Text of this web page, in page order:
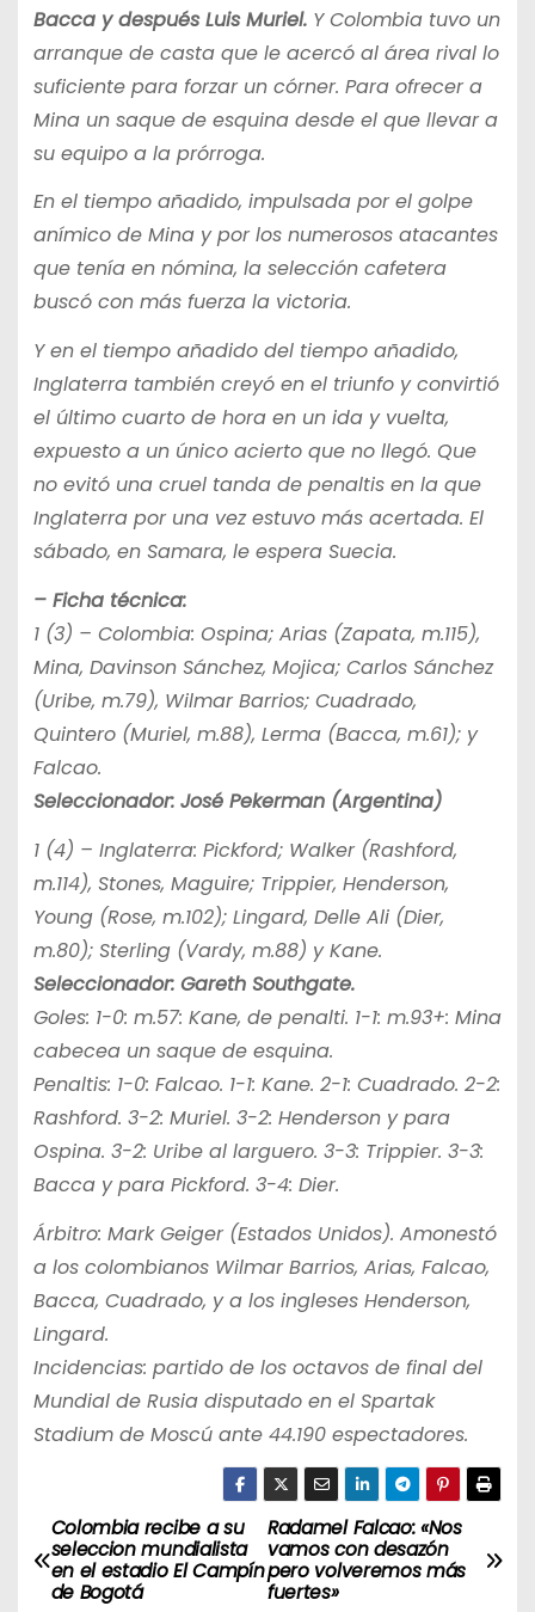
Bacca y después Luis Muriel.Y Colombia tuvo un
arranque de casta que le acercó al área rival lo
suficiente para forzar un córner. Para ofrecer a
Mina un saque de esquina desde el que llevar a
su equipo a la prórroga.
En el tiempo añadido, impulsada por el golpe
anímico de Mina y por los numerosos atacantes
que tenía en nómina, la selección cafetera
buscó con más fuerza la victoria.
Y en el tiempo añadido del tiempo añadido,
Inglaterra también creyó en el triunfo y convirtió
el último cuarto de hora en un ida y vuelta,
expuesto a un único acierto que no llegó. Que
no evitó una cruel tanda de penaltis en la que
Inglaterra por una vez estuvo más acertada. El
sábado, en Samara, le espera Suecia.
– Ficha técnica:
1 (3) – Colombia: Ospina; Arias (Zapata, m.115),
Mina, Davinson Sánchez, Mojica; Carlos Sánchez
(Uribe, m.79), Wilmar Barrios; Cuadrado,
Quintero (Muriel, m.88), Lerma (Bacca, m.61); y
Falcao.
Seleccionador: José Pekerman (Argentina)
1 (4) – Inglaterra: Pickford; Walker (Rashford,
m.114), Stones, Maguire; Trippier, Henderson,
Young (Rose, m.102); Lingard, Delle Ali (Dier,
m.80); Sterling (Vardy, m.88) y Kane.
Seleccionador: Gareth Southgate.
Goles: 1-0: m.57: Kane, de penalti. 1-1: m.93+: Mina
cabecea un saque de esquina.
Penaltis: 1-0: Falcao. 1-1: Kane. 2-1: Cuadrado. 2-2:
Rashford. 3-2: Muriel. 3-2: Henderson y para
Ospina. 3-2: Uribe al larguero. 3-3: Trippier. 3-3:
Bacca y para Pickford. 3-4: Dier.
Árbitro: Mark Geiger (Estados Unidos). Amonestó
a los colombianos Wilmar Barrios, Arias, Falcao,
Bacca, Cuadrado, y a los ingleses Henderson,
Lingard.
Incidencias: partido de los octavos de final del
Mundial de Rusia disputado en el Spartak
Stadium de Moscú ante 44.190 espectadores.
N
a
Radamel Falcao: «Nos
vamos con desazón
pero volveremos más
fuertes»
Colombia recibe a su
seleccion mundialista
en el estadio El Campín
de Bogotá